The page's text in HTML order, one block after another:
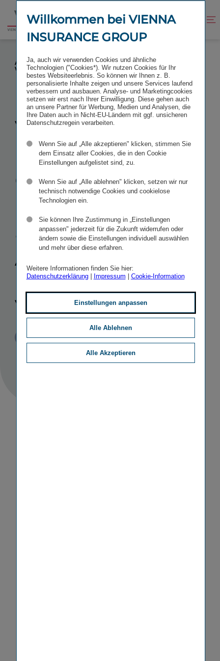
Inhalt
springen
Fußzeile
springen
Zur
Startseite
Kontrast
VIENNA INSURANCE GROUP IN RUMÄNIEN
AUSGEZEICHNET: ASIROM BESTER NICHTLEBENS-
VERSICHERER
Vienna
Insurance
Group in
Rumänien
ausgezeichnet:
Asirom bester
Nichtlebens-​
Versicherer
PR Veröffentlicht
21.05.2012 STICHWORTE
SONSTIGE
Willkommen bei VIENNA
INSURANCE GROUP
Ja, auch wir verwenden Cookies und ähnliche
Technologien ("Cookies*). Wir nutzen Cookies für Ihr
bestes Websiteerlebnis. So können wir Ihnen z. B.
personalisierte Inhalte zeigen und unsere Services laufend
verbessern und ausbauen. Analyse- und Marketingcookies
setzen wir erst nach Ihrer Einwilligung. Diese gehen auch
an unsere Partner für Werbung, Medien und Analysen, die
Ihre Daten auch in Nicht-EU-Ländern mit ggf. unsicheren
Datenschutzregein verarbeiten.
Wenn Sie auf „Alle akzeptieren" klicken, stimmen Sie
dem Einsatz aller Cookies, die in den Cookie
Einstellungen aufgelistet sind, zu.
Wenn Sie auf „Alle ablehnen" klicken, setzen wir nur
technisch notwendige Cookies und cookielose
Technologien ein.
Sie können Ihre Zustimmung in „Einstellungen
anpassen" jederzeit für die Zukunft widerrufen oder
ändern sowie die Einstellungen individuell auswählen
und mehr über diese erfahren.
Weitere Informationen finden Sie hier:
Datenschutzerklärung| Impressum Cookie-Information
Einstellungen anpassen
Alle Ablehnen
Alle Akzeptieren